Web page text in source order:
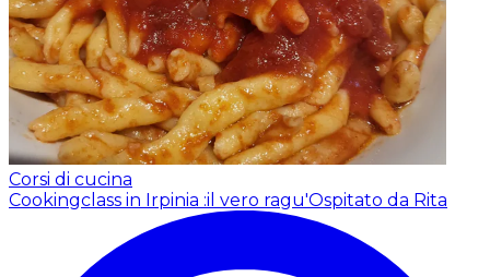
Corsi di cucina
Cookingclass in Irpinia :il vero ragu'Ospitato da Rita